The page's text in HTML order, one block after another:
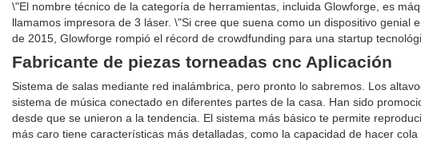
\"El nombre técnico de la categoría de herramientas, incluida Glowforge, es
llamamos impresora de 3 láser. \"Si cree que suena como un dispositivo
de 2015, Glowforge rompió el récord de crowdfunding para una startup
Fabricante de piezas torneadas cnc Aplicación
Sistema de salas mediante red inalámbrica, pero pronto lo sabremos. Los
sistema de música conectado en diferentes partes de la casa. Han sido
desde que se unieron a la tendencia. El sistema más básico te permite
más caro tiene características más detalladas, como la capacidad de hacer